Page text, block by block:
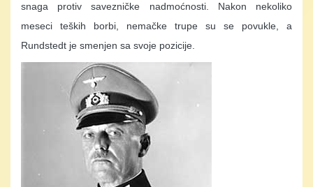
snaga protiv savezničke nadmoćnosti. Nakon nekoliko
meseci teških borbi, nemačke trupe su se povukle, a
Rundstedt je smenjen sa svoje pozicije.